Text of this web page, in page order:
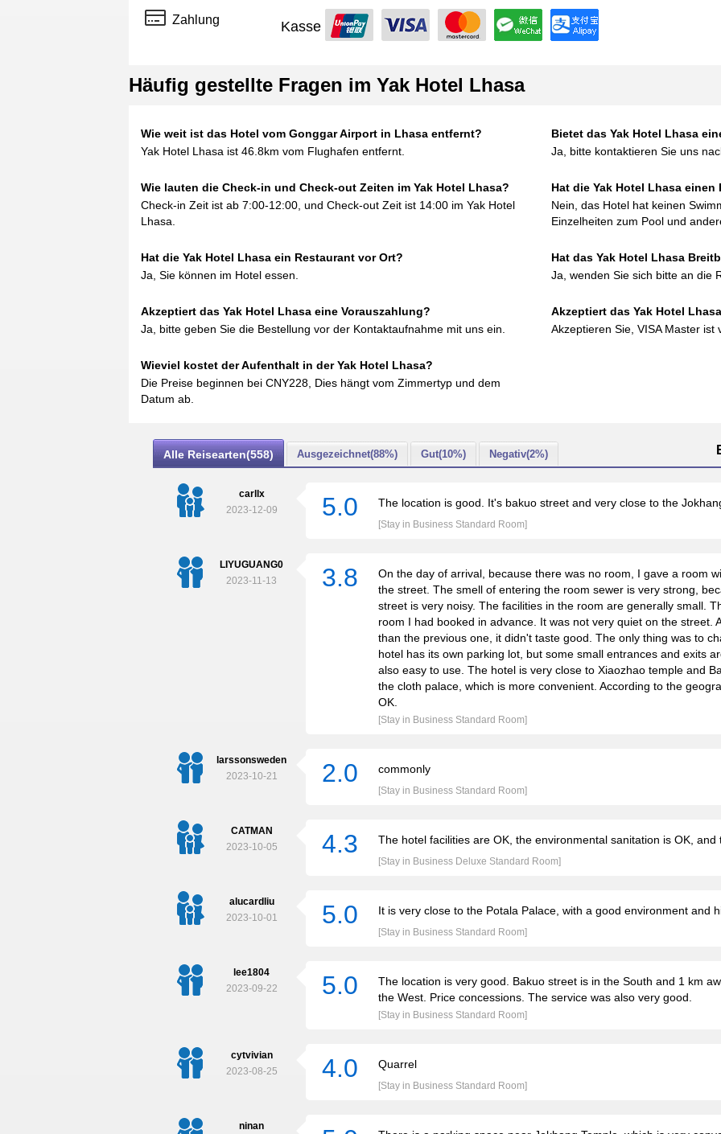
Zahlung Kasse
Häufig gestellte Fragen im Yak Hotel Lhasa
Wie weit ist das Hotel vom Gonggar Airport in Lhasa entfernt?
Yak Hotel Lhasa ist 46.8km vom Flughafen entfernt.
Bietet das Yak Hotel Lhasa
Ja, bitte kontaktieren Sie uns
Wie lauten die Check-in und Check-out Zeiten im Yak Hotel Lhasa?
Check-in Zeit ist ab 7:00-12:00, und Check-out Zeit ist 14:00 im Yak Hotel
Lhasa.
Hat die Yak Hotel Lhasa
Nein, das Hotel hat keinen
Einzelheiten zum Pool und
Hat die Yak Hotel Lhasa ein Restaurant vor Ort?
Ja, Sie können im Hotel essen.
Hat das Yak Hotel Lhasa
Ja, wenden Sie sich bitte an die
Akzeptiert das Yak Hotel Lhasa eine Vorauszahlung?
Ja, bitte geben Sie die Bestellung vor der Kontaktaufnahme mit uns ein.
Akzeptiert das Yak Hotel
Akzeptieren Sie, VISA Master ist
Wieviel kostet der Aufenthalt in der Yak Hotel Lhasa?
Die Preise beginnen bei CNY228, Dies hängt vom Zimmertyp und dem
Datum ab.
Alle Reisearten(558) Ausgezeichnet(88%) Gut(10%) Negativ(2%)
carllx
2023-12-09
5.0 The location is good. It's bakuo street and very close to the
[Stay in Business Standard Room]
LIYUGUANG0
2023-11-13
3.8
On the day of arrival, because there was no room, I gave a room
the street. The smell of entering the room sewer is very strong,
street is very noisy. The facilities in the room are generally small.
room I had booked in advance. It was not very quiet on the street.
than the previous one, it didn't taste good. The only thing was to
hotel has its own parking lot, but some small entrances and exits
also easy to use. The hotel is very close to Xiaozhao temple and
the cloth palace, which is more convenient. According to the
OK.
[Stay in Business Standard Room]
larssonsweden
2023-10-21
2.0 commonly
[Stay in Business Standard Room]
CATMAN
2023-10-05
4.3 The hotel facilities are OK, the environmental sanitation is OK, and
[Stay in Business Deluxe Standard Room]
alucardliu
2023-10-01
5.0 It is very close to the Potala Palace, with a good environment and
[Stay in Business Standard Room]
lee1804
2023-09-22
5.0
The location is very good. Bakuo street is in the South and 1 km
the West. Price concessions. The service was also very good.
[Stay in Business Standard Room]
cytvivian
2023-08-25
4.0 Quarrel
[Stay in Business Standard Room]
ninan